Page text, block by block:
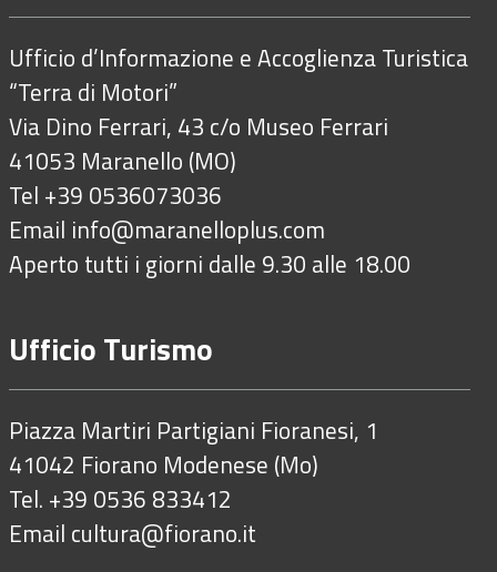
Ufficio d’Informazione e Accoglienza Turistica
“Terra di Motori”
Via Dino Ferrari, 43 c/o Museo Ferrari
41053 Maranello (MO)
Tel +39 0536073036
Email info@maranelloplus.com
Aperto tutti i giorni dalle 9.30 alle 18.00
Ufficio Turismo
Piazza Martiri Partigiani Fioranesi, 1
41042 Fiorano Modenese (Mo)
Tel. +39 0536 833412
Email cultura@fiorano.it